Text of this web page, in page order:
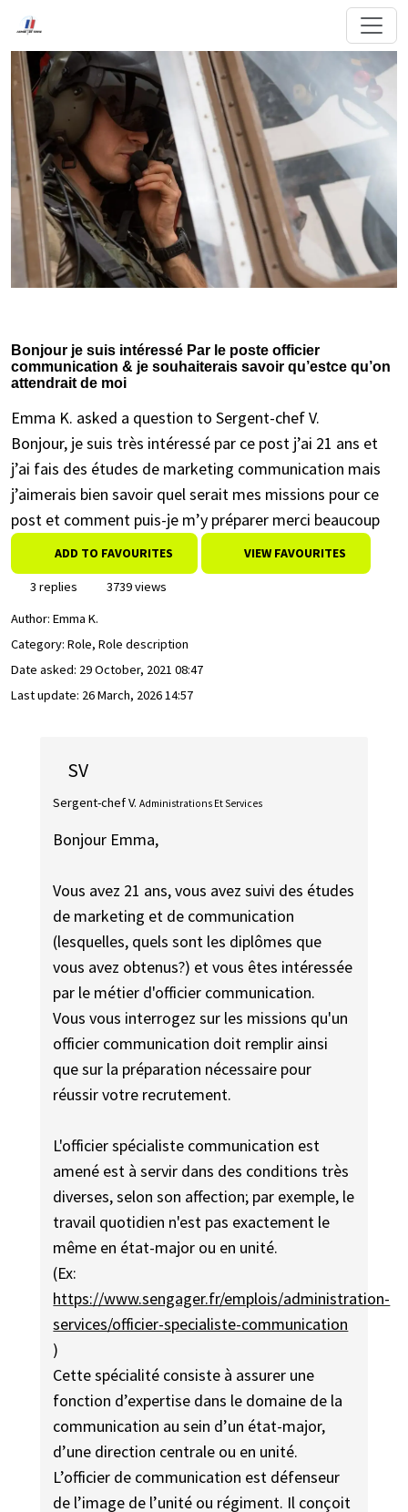
Bonjour je suis intéressé Par le poste officier
communication & je souhaiterais savoir qu’estce qu’on
attendrait de moi
Emma K. asked a question to Sergent-chef V.
Bonjour, je suis très intéressé par ce post j’ai 21 ans et
j’ai fais des études de marketing communication mais
j’aimerais bien savoir quel serait mes missions pour ce
post et comment puis-je m’y préparer merci beaucoup
ADD TO FAVOURITES VIEW FAVOURITES
3 replies
3739 views
Author: Emma K.
Category: Role, Role description
Date asked: 29 October, 2021 08:47
Last update: 26 March, 2026 14:57
SV
Sergent-chef V. Administrations Et Services
Bonjour Emma,
Vous avez 21 ans, vous avez suivi des études
de marketing et de communication
(lesquelles, quels sont les diplômes que
vous avez obtenus?) et vous êtes intéressée
par le métier d'officier communication.
Vous vous interrogez sur les missions qu'un
officier communication doit remplir ainsi
que sur la préparation nécessaire pour
réussir votre recrutement.
L'officier spécialiste communication est
amené est à servir dans des conditions très
diverses, selon son affection; par exemple, le
travail quotidien n'est pas exactement le
même en état-major ou en unité.
(Ex:
https://www.sengager.fr/emplois/administration-
services/officier-specialiste-communication
)
Cette spécialité consiste à assurer une
fonction d’expertise dans le domaine de la
communication au sein d’un état-major,
d’une direction centrale ou en unité.
L’officier de communication est défenseur
de l’image de l’unité ou régiment. Il conçoit